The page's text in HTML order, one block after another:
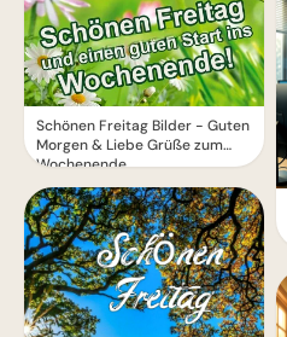
Schönen Freitag Bilder - Guten
Morgen & Liebe Grüße zum
Wochenende